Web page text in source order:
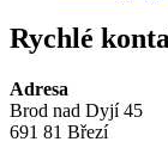
Rychlé
Adresa
Brod nad Dyjí 45
691 81 Březí